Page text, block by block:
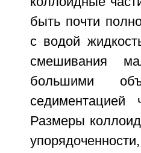
быть почти
с водой
смешивания
большими
Размеры